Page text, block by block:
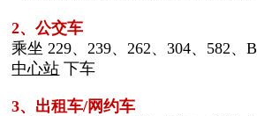
2、公交车
乘坐 229、239、262、304、582、
中心站 下车
3、出租车/网约车